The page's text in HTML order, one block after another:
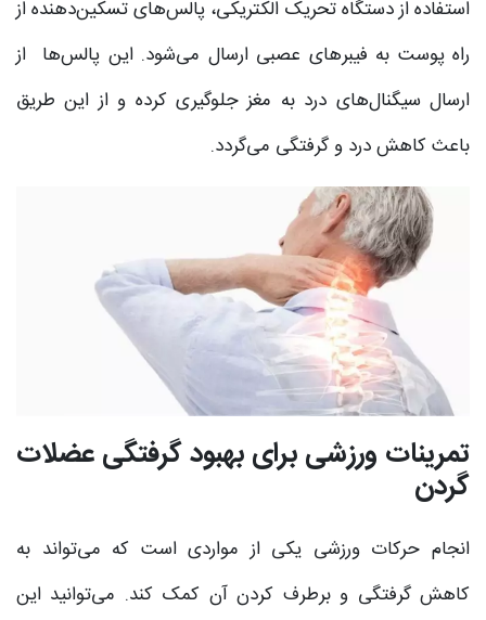
استفاده از دستگاه تحریک الکتریکی، پالس‌های تسکین‌دهنده از
راه پوست به فیبرهای عصبی ارسال می‌شود. این پالس‌ها از
ارسال سیگنال‌های درد به مغز جلوگیری کرده و از این طریق
باعث کاهش درد و گرفتگی می‌گردد.
تمرینات ورزشی برای بهبود گرفتگی عضلات
گردن
انجام حرکات ورزشی یکی از مواردی است که می‌تواند به
کاهش گرفتگی و برطرف کردن آن کمک کند. می‌توانید این